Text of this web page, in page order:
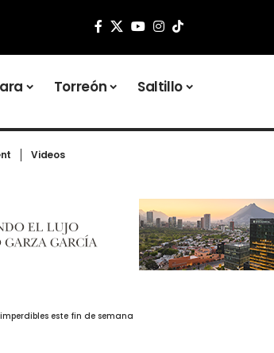
Torreón Saltillo
Videos
este fin de semana